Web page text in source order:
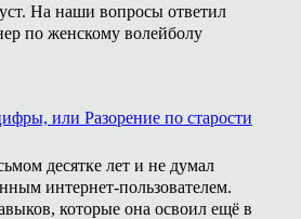
На наши вопросы ответил
по женскому волейболу
или Разорение по старости
десятке лет и не думал
интернет-пользователем.
которые она освоил ещё в